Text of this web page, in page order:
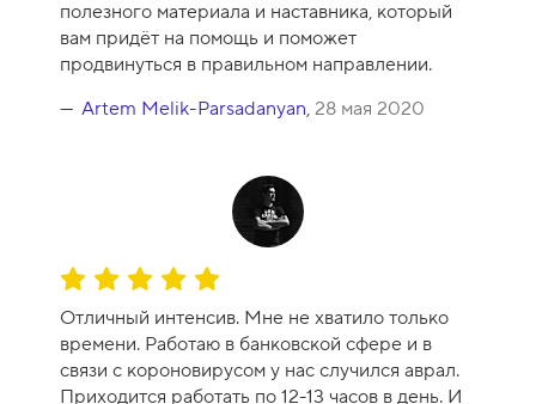
полезного материала и наставника, который
вам придёт на помощь и поможет
продвинуться в правильном направлении.
Artem Melik-Parsadanyan, 28 мая 2020
О
е
н
к
Отличный интенсив. Мне не хватило только
времени. Работаю в банковской сфере и в
связи с короновирусом у нас случился аврал.
Приходится работать по 12-13 часов в день. И